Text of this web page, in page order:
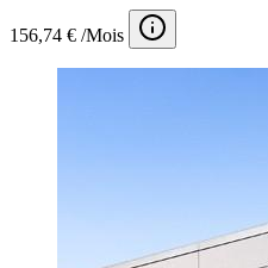
156,74 € /Mois